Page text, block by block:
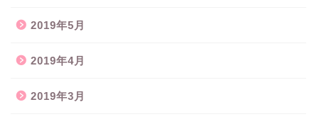
2019年5月
2019年4月
2019年3月